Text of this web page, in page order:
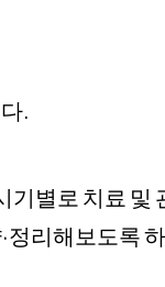
.
기별로 치료 및
정리해보도록